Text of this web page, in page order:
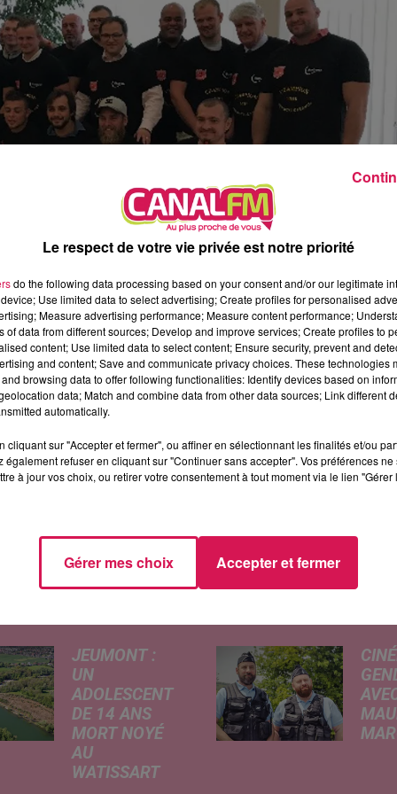
ont réalisé une superbe saison en championnat
champion des Hauts-de-France. Ils évolueront la
et de continuer à progresser. Le club attend désormais
Decagny, la ville a indiqué au club qu’une nouvelle
investissements
sportif dans le quartier du Pont-Allant. Situé à proximité
d’un pôle dédié au rugby et d’un centre équestre.
! Ils n'oublient pas aussi les mésaventures de leur
des Flandres 3e série
8h00 - 12h00
EVA CHEZ VOUS
JEUMONT :
UN
ADOLESCENT
DE 14 ANS
MORT NOYÉ
AU
WATISSART
Le respect de votre vie privée est notre priorité
do the following data processing based on your consent and/or our legitimate
Use limited data to select advertising; Create profiles for personalised
Measure advertising performance; Measure content performance;
of data from different sources; Develop and improve services; Create profiles to
content; Use limited data to select content; Ensure security, prevent and
and content; Save and communicate privacy choices. These technologies
browsing data to offer following functionalities: Identify devices based on
data; Match and combine data from other data sources; Link different
automatically.
cliquant sur "Accepter et fermer", ou affiner en sélectionnant les finalités et/ou
également refuser en cliquant sur "Continuer sans accepter". Vos préférences
à jour vos choix, ou retirer votre consentement à tout moment via le lien
Gérer mes choix Accepter et fermer